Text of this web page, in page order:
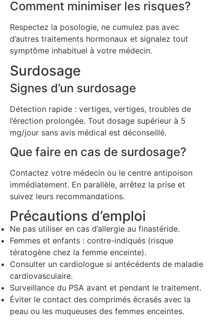
Comment minimiser les risques?
Respectez la posologie, ne cumulez pas avec
d’autres traitements hormonaux et signalez tout
symptôme inhabituel à votre médecin.
Surdosage
Signes d’un surdosage
Détection rapide : vertiges, vertiges, troubles de
l’érection prolongée. Tout dosage supérieur à 5
mg/jour sans avis médical est déconseillé.
Que faire en cas de surdosage?
Contactez votre médecin ou le centre antipoison
immédiatement. En parallèle, arrêtez la prise et
suivez leurs recommandations.
Précautions d’emploi
Ne pas utiliser en cas d’allergie au finastéride.
Femmes et enfants : contre-indiqués (risque
tératogène chez la femme enceinte).
Consulter un cardiologue si antécédents de maladie
cardiovasculaire.
Surveillance du PSA avant et pendant le traitement.
Éviter le contact des comprimés écrasés avec la
peau ou les muqueuses des femmes enceintes.